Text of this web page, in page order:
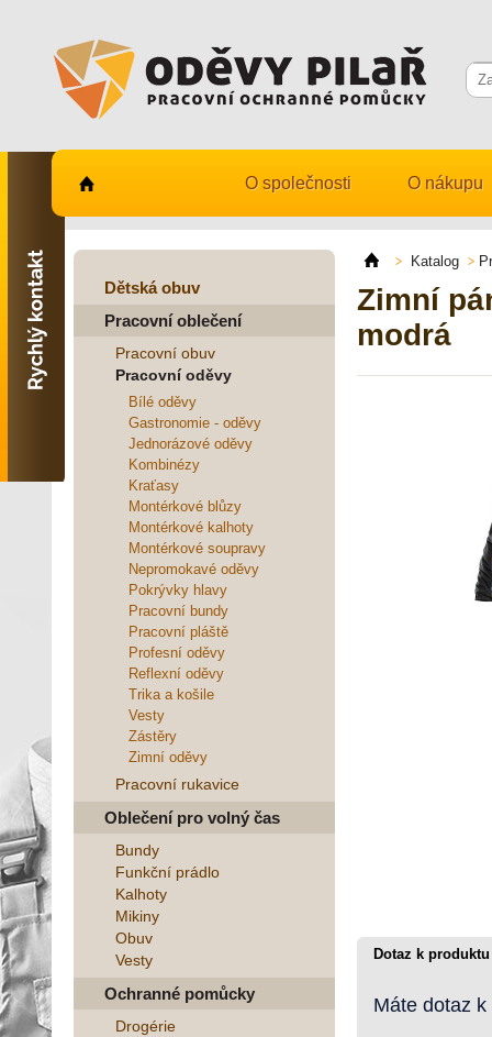
O společnosti O nákupu
Dětská obuv
Pracovní oblečení
Pracovní obuv
Pracovní oděvy
Bílé oděvy
Gastronomie - oděvy
Jednorázové oděvy
Kombinézy
Kraťasy
Montérkové blůzy
Montérkové kalhoty
Montérkové soupravy
Nepromokavé oděvy
Pokrývky hlavy
Pracovní bundy
Pracovní pláště
Profesní oděvy
Reflexní oděvy
Trika a košile
Vesty
Zástěry
Zimní oděvy
Pracovní rukavice
Oblečení pro volný čas
Bundy
Funkční prádlo
Kalhoty
Mikiny
Obuv
Vesty
Ochranné pomůcky
Drogérie
Katalog
Zimní
modrá
Dotaz k produktu
Máte dotaz
Kontaktujte nás
731 482 530
info@odevy-pilar.cz
Provozovna:
Hradec Králové
Provozovna:
Stavební 1140, 500 03
Hradec Králové